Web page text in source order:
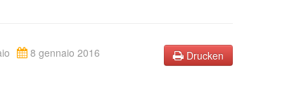
Drucken
8 gennaio 2016